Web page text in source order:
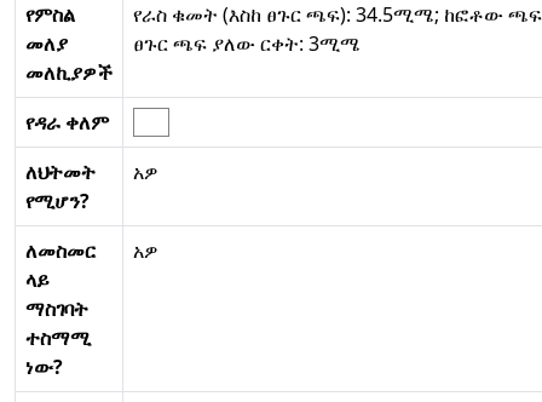
የምስል
መለያ
መለኪያዎች
የራስ ቁመት (እስከ ፀጉር ጫፍ): 34.5ሚሜ; ከፎቶው ጫፍ
ፀጉር ጫፍ ያለው ርቀት: 3ሚሜ
የዳራ ቀለም
ለህትመት
የሚሆን?
አዎ
ለመስመር
ላይ
ማስገባት
ተስማሚ
ነው?
አዎ